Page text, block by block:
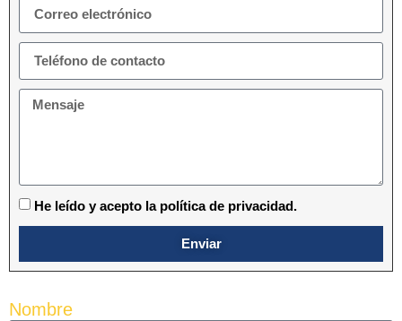
He leído y acepto la política de privacidad.
Enviar
Nombre